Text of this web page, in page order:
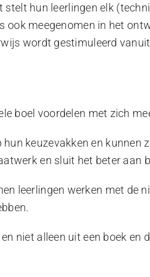
hun leerlingen elk
ook meegenomen in het
wordt gestimuleerd
boel voordelen met zich
keuzevakken en kunnen
en sluit het beter aan
leerlingen werken met de
niet alleen uit een boek en